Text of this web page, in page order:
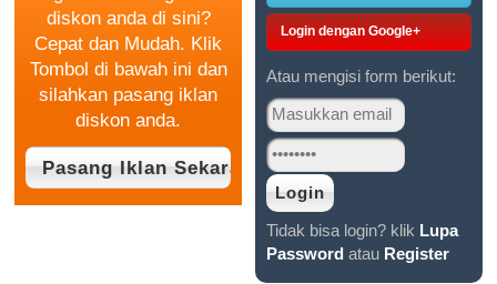
diskon anda di sini?
Cepat dan Mudah. Klik
Tombol di bawah ini dan
silahkan pasang iklan
diskon anda.
Login dengan Google+
Atau mengisi form berikut:
Tidak bisa login? klik Lupa
Password atau Register